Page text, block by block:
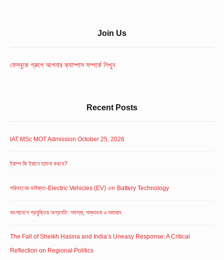
Area
Join Us
ফেসবুকে গ্রুপে আপনার ক্যাম্পাস সম্পর্কে লিখুন
Recent Posts
IAT MSc MOT Admission October 25, 2026
ট্রাম্প কি ইরানে হামলা করবে?
পরিবহনের ভবিষ্যত-Electric Vehicles (EV) এবং Battery Technology
বাংলাদেশে প্রযুক্তির অগ্রগতি: সমস্যা, সম্ভাবনা ও সমাধান
The Fall of Sheikh Hasina and India’s Uneasy Response: A Critical
Reflection on Regional Politics